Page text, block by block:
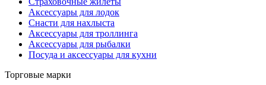
Аксессуары для лодок
Снасти для нахлыста
Аксессуары для троллинга
Аксессуары для рыбалки
Посуда и аксессуары для кухни
Торговые марки